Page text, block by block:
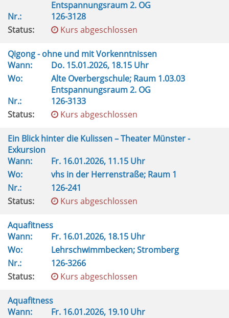
Entspannungsraum 2. OG
Nr.:
126-3128
Status:
Kurs abgeschlossen
Qigong - ohne und mit Vorkenntnissen
Wann:
Do. 15.01.2026, 18.15 Uhr
Wo:
Alte Overbergschule; Raum 1.03.03
Entspannungsraum 2. OG
Nr.:
126-3133
Status:
Kurs abgeschlossen
Ein Blick hinter die Kulissen – Theater Münster -
Exkursion
Wann:
Fr. 16.01.2026, 11.15 Uhr
Wo:
vhs in der Herrenstraße; Raum 1
Nr.:
126-241
Status:
Kurs abgeschlossen
Aquafitness
Wann:
Fr. 16.01.2026, 18.15 Uhr
Wo:
Lehrschwimmbecken; Stromberg
Nr.:
126-3266
Status:
Kurs abgeschlossen
Aquafitness
Wann:
Fr. 16.01.2026, 19.10 Uhr